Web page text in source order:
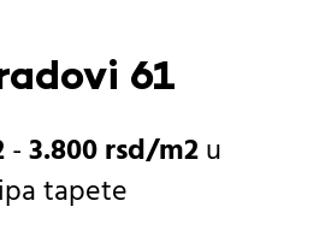
61
-3.800rsd
u
tapete